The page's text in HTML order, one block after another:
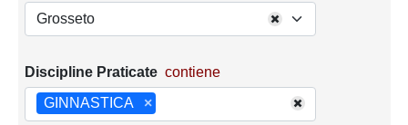
Grosseto
Discipline Praticate contiene
×
GINNASTICA